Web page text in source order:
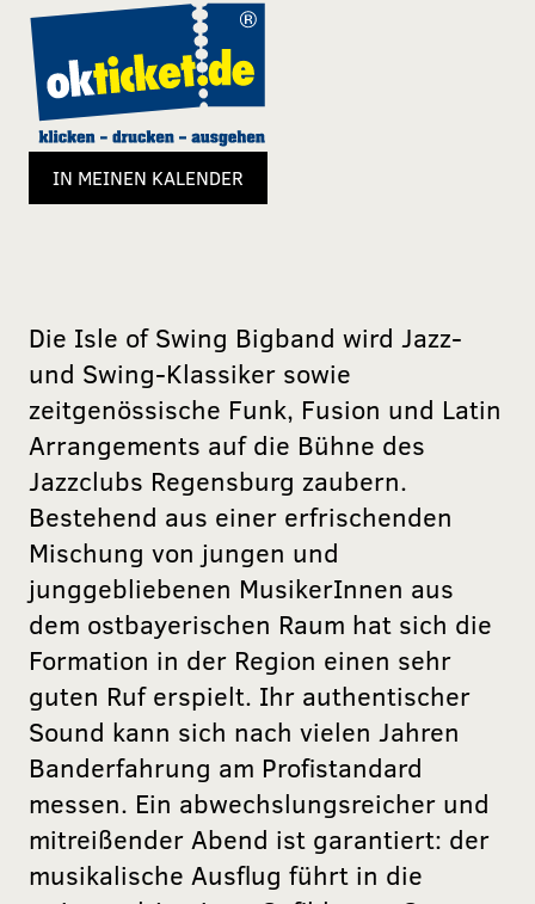
IN MEINEN KALENDER
Die Isle of Swing Bigband wird Jazz-
und Swing-Klassiker sowie
zeitgenössische Funk, Fusion und Latin
Arrangements auf die Bühne des
Jazzclubs Regensburg zaubern.
Bestehend aus einer erfrischenden
Mischung von jungen und
junggebliebenen MusikerInnen aus
dem ostbayerischen Raum hat sich die
Formation in der Region einen sehr
guten Ruf erspielt. Ihr authentischer
Sound kann sich nach vielen Jahren
Banderfahrung am Profistandard
messen. Ein abwechslungsreicher und
mitreißender Abend ist garantiert: der
musikalische Ausflug führt in die